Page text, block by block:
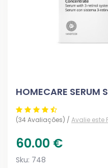
HOMECARE SERUM
(34 Avaliações) / Avalie este
60.00 €
Sku: 748